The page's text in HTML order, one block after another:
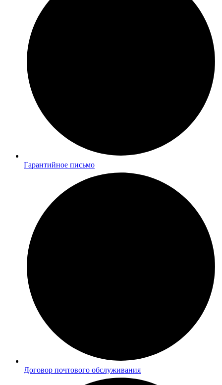
Гарантийное письмо
Договор почтового обслуживания